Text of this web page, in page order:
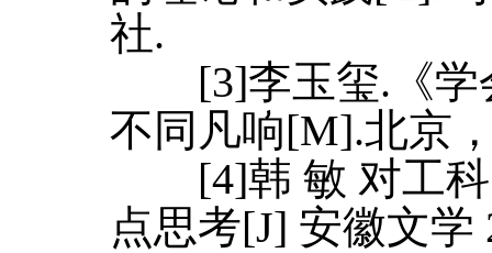
社.
[3]李玉玺.《学
不同凡响[M].北京
[4]韩 敏 对工科
点思考[J] 安徽文学